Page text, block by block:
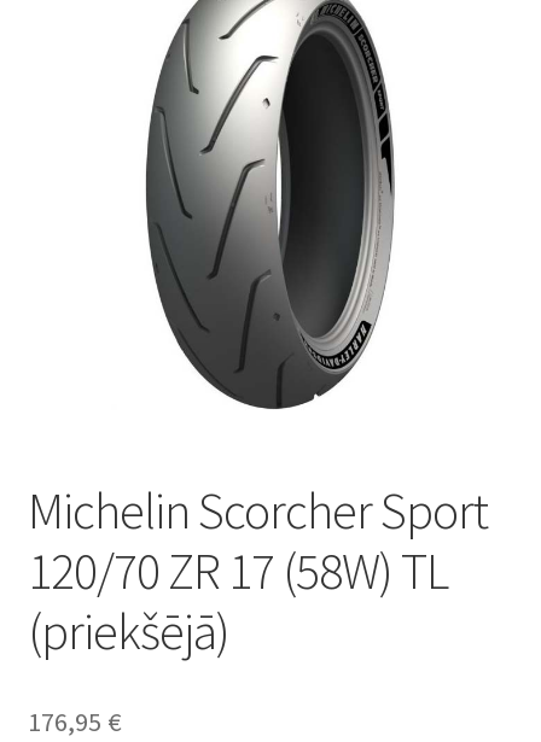
Michelin Scorcher Sport
120/70 ZR 17 (58W) TL
(priekšējā)
176,95 €